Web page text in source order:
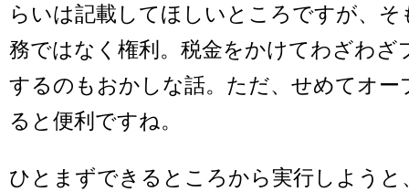
らいは記載してほしいところですが、そ
務ではなく権利。税金をかけてわざわざ
するのもおかしな話。ただ、せめてオー
ると便利ですね。
ひとまずできるところから実行しようと